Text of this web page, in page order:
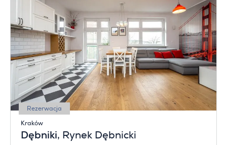
Rezerwacja
Kraków
Dębniki, Rynek Dębnicki